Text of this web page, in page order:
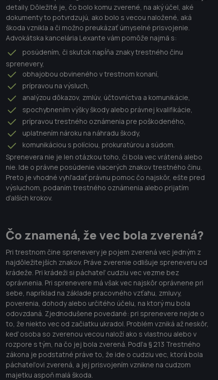
detaily. Dôležité je, čo bolo komu zverené, na aký účel, aké
dokumenty to potvrdzujú, ako bolo s vecou naložené, aká
škoda vznikla a či možno preukázať úmyselné prisvojenie.
Advokátska kancelária Lexante vám pomôže najmä s:
posúdením, či skutok napĺňa znaky trestného činu
sprenevery,
obhajobou obvineného v trestnom konaní,
prípravou na výsluch,
analýzou dôkazov, zmlúv, účtovníctva a komunikácie,
spochybnením výšky škody alebo právnej kvalifikácie,
prípravou trestného oznámenia pre poškodeného,
uplatnením nároku na náhradu škody,
komunikáciou s políciou, prokuratúrou a súdom.
Sprenevera nie je len otázkou toho, či bola vec vrátená alebo
nie. Ide o právne posúdenie viacerých znakov trestného činu.
Preto je vhodné vyhľadať právnu pomoc čo najskôr, ešte pred
výsluchom, podaním trestného oznámenia alebo prijatím
ďalších krokov.
Čo znamená, že vec bola zverená?
Pri trestnom čine sprenevery je pojem zverená vec jedným z
najdôležitejších znakov. Práve zverenie odlišuje spreneveru od
krádeže. Pri krádeži si páchateľ cudziu vec vezme bez
oprávnenia. Pri sprenevere má však vec najskôr oprávnene pri
sebe, napríklad na základe pracovného vzťahu, zmluvy,
poverenia, dohody alebo určitého účelu, na ktorý mu bola
odovzdaná. Zjednodušene povedané: pri sprenevere nejde o
to, že niekto vec od začiatku ukradol. Problém vzniká až neskôr,
keď osoba so zverenou vecou naloží ako s vlastnou alebo v
rozpore s tým, na čo jej bola zverená. Podľa § 213 Trestného
zákona je podstatné práve to, že ide o cudziu vec, ktorá bola
páchateľovi zverená, a jej prisvojením vznikne na cudzom
majetku aspoň malá škoda.